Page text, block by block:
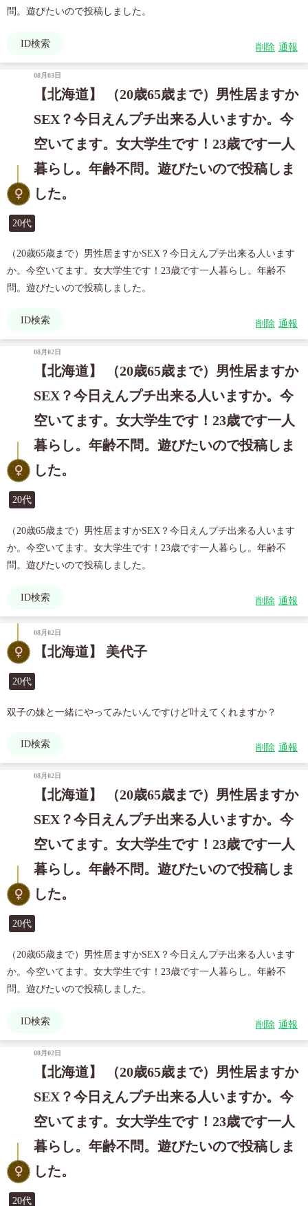
問。遊びたいので投稿しました。
ID検索 削除 通報
08月03日
【北海道】 （20歳65歳まで）男性居ますか
SEX？今日えんプチ出来る人いますか。今
空いてます。女大学生です！23歳です一人
暮らし。年齢不問。遊びたいので投稿しま
した。
20代
（20歳65歳まで）男性居ますかSEX？今日えんプチ出来る人います
か。今空いてます。女大学生です！23歳です一人暮らし。年齢不
問。遊びたいので投稿しました。
ID検索 削除 通報
08月02日
【北海道】 （20歳65歳まで）男性居ますか
SEX？今日えんプチ出来る人いますか。今
空いてます。女大学生です！23歳です一人
暮らし。年齢不問。遊びたいので投稿しま
した。
20代
（20歳65歳まで）男性居ますかSEX？今日えんプチ出来る人います
か。今空いてます。女大学生です！23歳です一人暮らし。年齢不
問。遊びたいので投稿しました。
ID検索 削除 通報
08月02日
【北海道】 美代子
20代
双子の妹と一緒にやってみたいんですけど叶えてくれますか？
ID検索 削除 通報
08月02日
【北海道】 （20歳65歳まで）男性居ますか
SEX？今日えんプチ出来る人いますか。今
空いてます。女大学生です！23歳です一人
暮らし。年齢不問。遊びたいので投稿しま
した。
20代
（20歳65歳まで）男性居ますかSEX？今日えんプチ出来る人います
か。今空いてます。女大学生です！23歳です一人暮らし。年齢不
問。遊びたいので投稿しました。
ID検索 削除 通報
08月02日
【北海道】 （20歳65歳まで）男性居ますか
SEX？今日えんプチ出来る人いますか。今
空いてます。女大学生です！23歳です一人
暮らし。年齢不問。遊びたいので投稿しま
した。
20代